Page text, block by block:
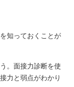
知っておくことが
。面接力診断を使
力と弱点がわかり